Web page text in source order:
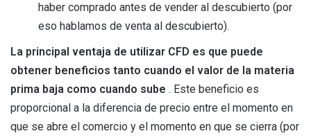
haber comprado antes de vender al descubierto (por
eso hablamos de venta al descubierto).
La principal ventaja de utilizar CFD es que puede
obtener beneficios tanto cuando el valor de la materia
prima baja como cuando sube . Este beneficio es
proporcional a la diferencia de precio entre el momento en
que se abre el comercio y el momento en que se cierra (por